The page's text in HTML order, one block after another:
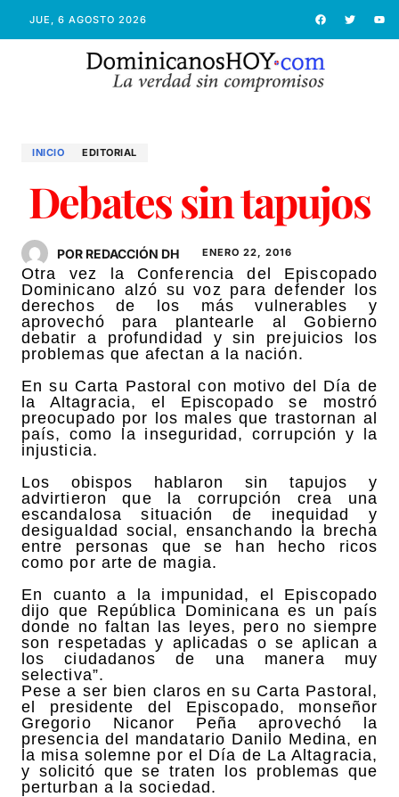
JUE, 6 AGOSTO 2026
INICIO EDITORIAL
Debates sin tapujos
POR REDACCIÓN DH ENERO 22, 2016
Otra vez la Conferencia del Episcopado
Dominicano alzó su voz para defender los
derechos de los más vulnerables y
aprovechó para plantearle al Gobierno
debatir a profundidad y sin prejuicios los
problemas que afectan a la nación.
En su Carta Pastoral con motivo del Día de
la Altagracia, el Episcopado se mostró
preocupado por los males que trastornan al
país, como la inseguridad, corrupción y la
injusticia.
Los obispos hablaron sin tapujos y
advirtieron que la corrupción crea una
escandalosa situación de inequidad y
desigualdad social, ensanchando la brecha
entre personas que se han hecho ricos
como por arte de magia.
En cuanto a la impunidad, el Episcopado
dijo que República Dominicana es un país
donde no faltan las leyes, pero no siempre
son respetadas y aplicadas o se aplican a
los ciudadanos de una manera muy
selectiva”.
Pese a ser bien claros en su Carta Pastoral,
el presidente del Episcopado, monseñor
Gregorio Nicanor Peña aprovechó la
presencia del mandatario Danilo Medina, en
la misa solemne por el Día de La Altagracia,
y solicitó que se traten los problemas que
perturban a la sociedad.